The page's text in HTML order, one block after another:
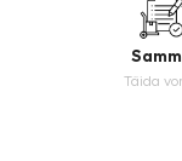
Täida